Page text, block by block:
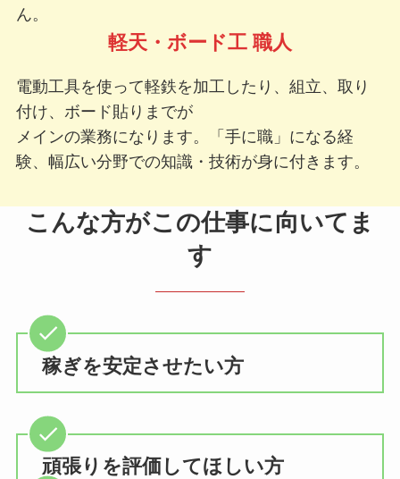
ん。
軽天・ボード工 職人
電動工具を使って軽鉄を加工したり、組立、取り
付け、ボード貼りまでが
メインの業務になります。「手に職」になる経
験、幅広い分野での知識・技術が身に付きます。
こんな方がこの仕事に向いてま
す
稼ぎを安定させたい方
頑張りを評価してほしい方